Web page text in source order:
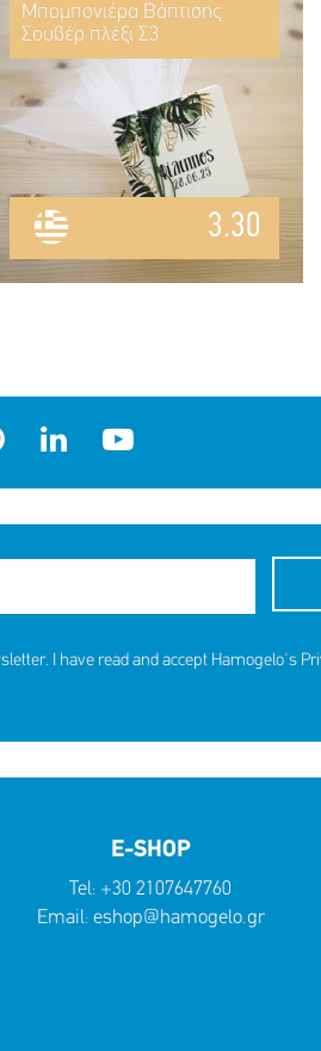
Μπομπονιέρα Βάπτισης
Σουβέρ πλέξι Σ3
3.30
I have read and accept Hamogelo's
E-SHOP
Tel: +30 2107647760
Email: eshop@hamogelo.gr